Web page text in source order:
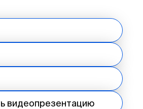
видеопрезентацию